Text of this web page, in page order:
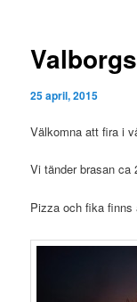
25 april, 2015
Välkomna att fira i
Vi tänder brasan ca
Pizza och fika finns